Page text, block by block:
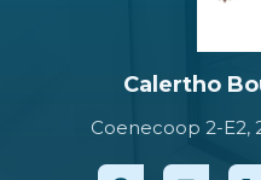
Calertho
Coenecoop 2-E2,